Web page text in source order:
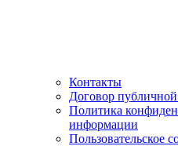
Контакты
Договор
Политика
информации
Пользовательское